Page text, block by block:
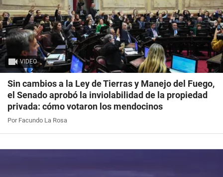
VIDEO
Sin cambios a la Ley de Tierras y Manejo del Fuego,
el Senado aprobó la inviolabilidad de la propiedad
privada: cómo votaron los mendocinos
Por Facundo La Rosa